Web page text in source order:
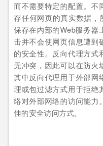
而不需要特定的配置。不
存任何网页的真实数据
保存在内部的Web服务器
击并不会使网页信息遭到
的安全性。反向代理方式
无冲突，因此可以在防火
其中反向代理用于外部网
理或包过滤方式用于拒绝
络对外部网络的访问能力
佳的安全访问方式。